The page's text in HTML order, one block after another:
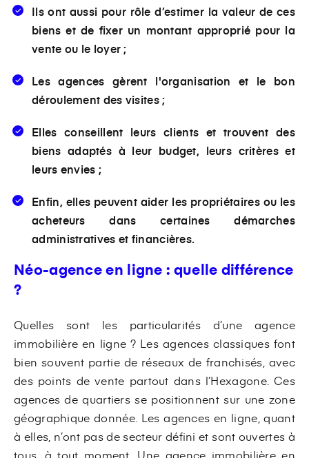
Ils ont aussi pour rôle d’estimer la valeur de ces
biens et de fixer un montant approprié pour la
vente ou le loyer ;
Les agences gèrent l'organisation et le bon
déroulement des visites ;
Elles conseillent leurs clients et trouvent des
biens adaptés à leur budget, leurs critères et
leurs envies ;
Enfin, elles peuvent aider les propriétaires ou les
acheteurs dans certaines démarches
administratives et financières.
Néo-agence en ligne : quelle différence
?
Quelles sont les particularités d’une agence
immobilière en ligne ? Les agences classiques font
bien souvent partie de réseaux de franchisés, avec
des points de vente partout dans l’Hexagone. Ces
agences de quartiers se positionnent sur une zone
géographique donnée. Les agences en ligne, quant
à elles, n’ont pas de secteur défini et sont ouvertes à
tous, à tout moment. Une agence immobilière en